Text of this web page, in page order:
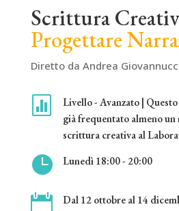
Scrittura
Progettare
Diretto da Andrea

Livello - Avanzato |
già frequentato almeno
scrittura creativa al
 Lunedì 18:00 - 20:00
 Dal 12 ottobre al 14